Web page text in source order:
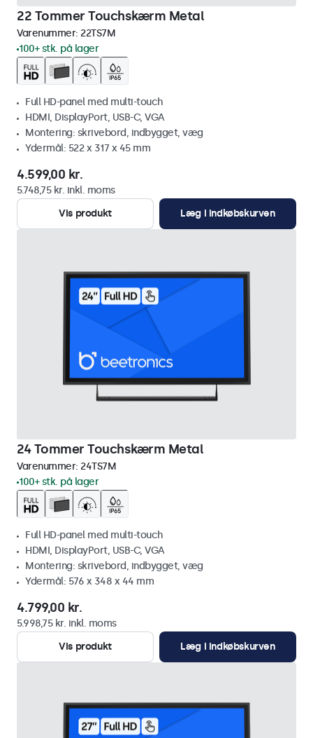
22 Tommer Touchskærm Metal
Varenummer: 22TS7M
100+ stk. på lager
Full HD-panel med multi-touch
HDMI, DisplayPort, USB-C, VGA
Montering: skrivebord, indbygget, væg
Ydermål: 522 x 317 x 45 mm
4.599,00 kr.
5.748,75 kr. inkl. moms
Vis produkt
Læg i indkøbskurven
24 Tommer Touchskærm Metal
Varenummer: 24TS7M
100+ stk. på lager
Full HD-panel med multi-touch
HDMI, DisplayPort, USB-C, VGA
Montering: skrivebord, indbygget, væg
Ydermål: 576 x 348 x 44 mm
4.799,00 kr.
5.998,75 kr. inkl. moms
Vis produkt
Læg i indkøbskurven